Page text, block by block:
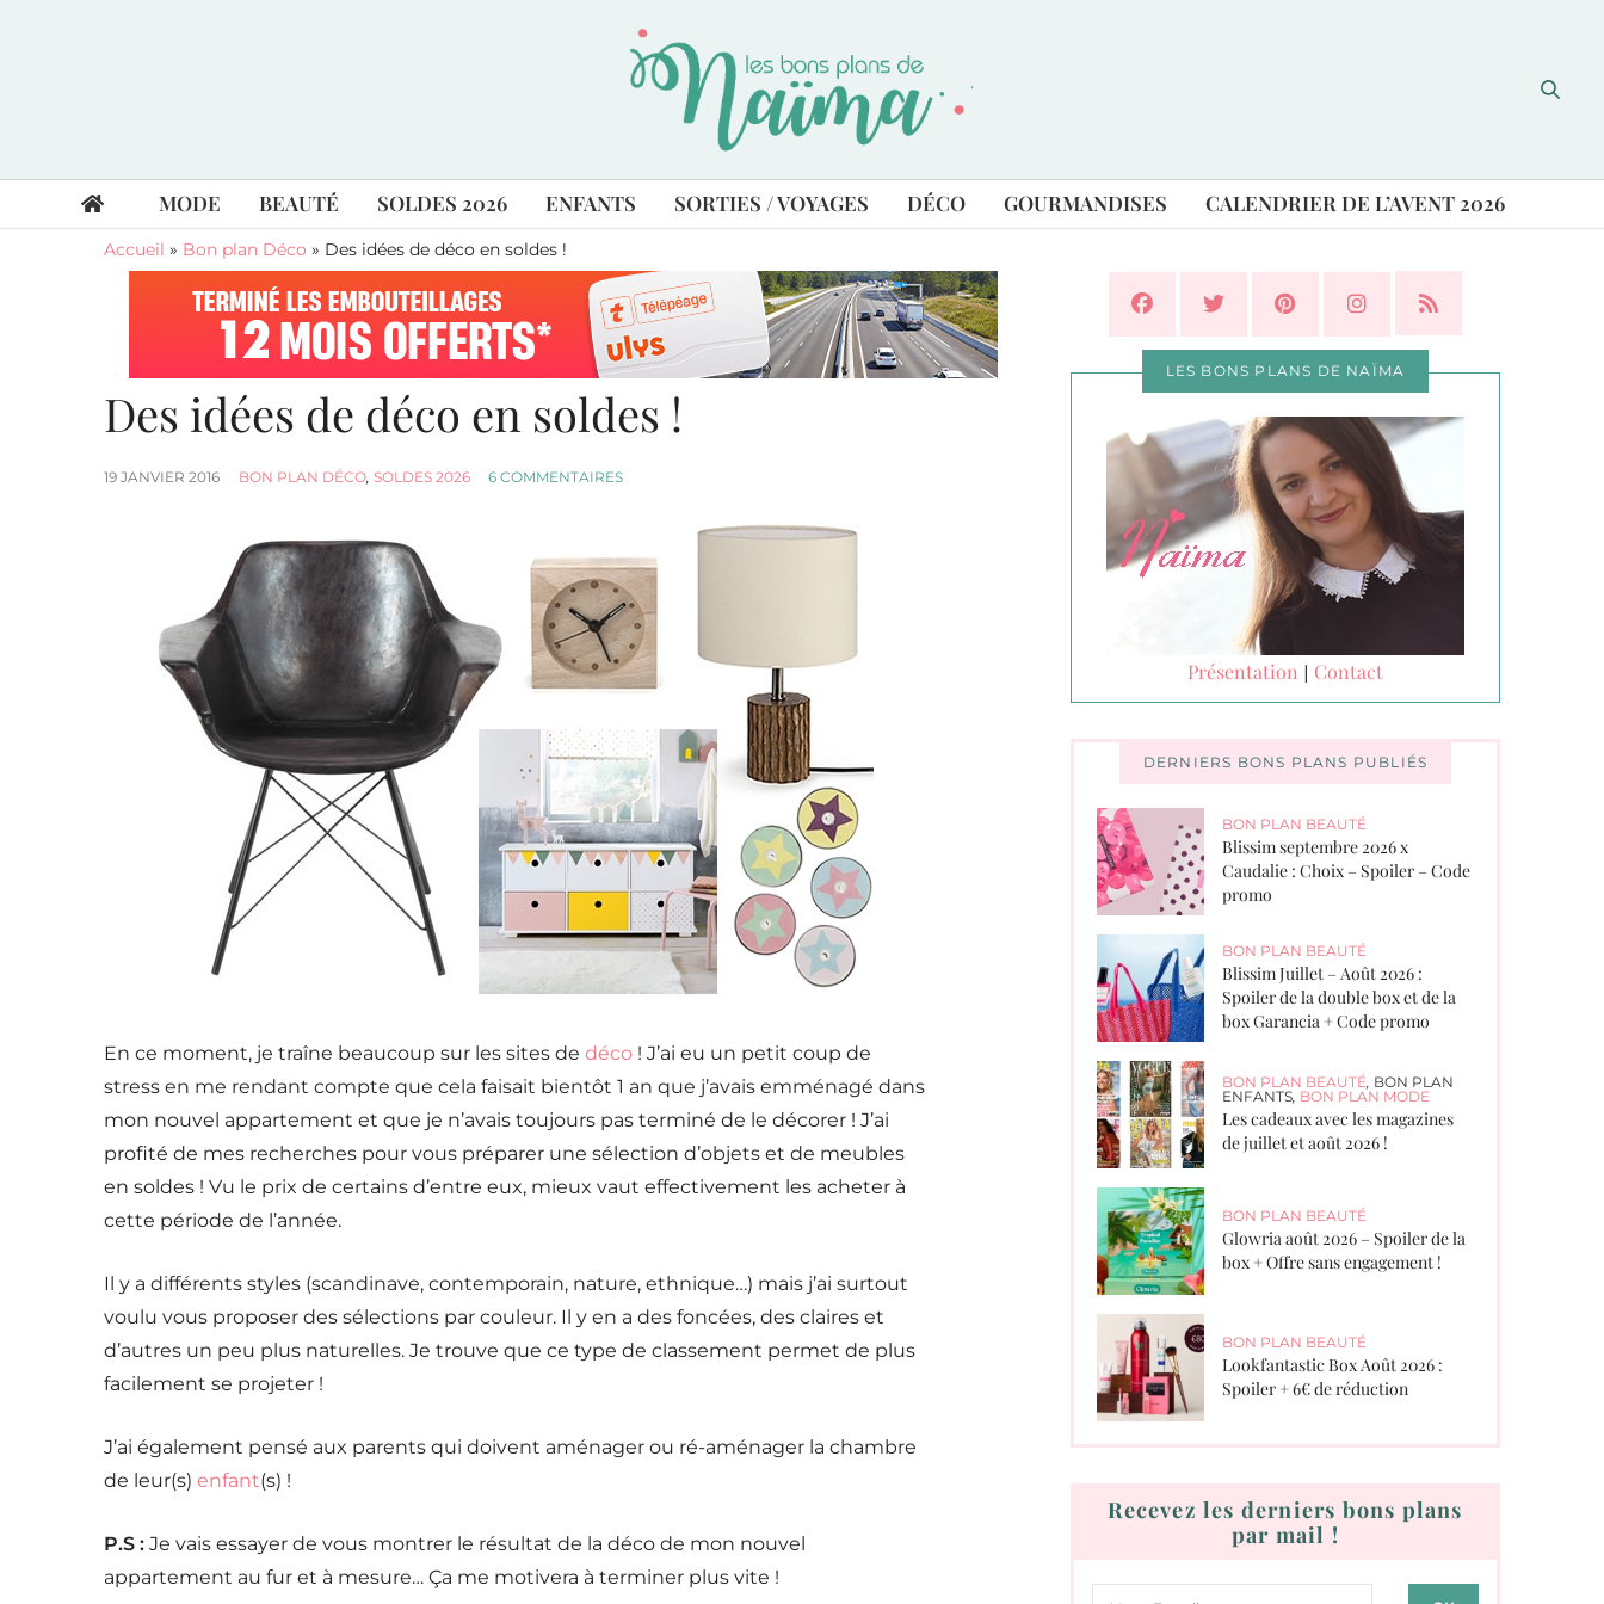
MODE BEAUTÉ SOLDES 2026 ENFANTS SORTIES / VOYAGES DÉCO GOURMANDISES CALENDRIER DE L’AVENT 2026
Accueil » Bon plan Déco » Des idées de déco en soldes !
Des idées de déco en soldes !
19 JANVIER 2016 BON PLAN DÉCO, SOLDES 2026 6 COMMENTAIRES
En ce moment, je traîne beaucoup sur les sites de déco ! J’ai eu un petit coup de
stress en me rendant compte que cela faisait bientôt 1 an que j’avais emménagé dans
mon nouvel appartement et que je n’avais toujours pas terminé de le décorer ! J’ai
profité de mes recherches pour vous préparer une sélection d’objets et de meubles
en soldes ! Vu le prix de certains d’entre eux, mieux vaut effectivement les acheter à
cette période de l’année.
Il y a différents styles (scandinave, contemporain, nature, ethnique…) mais j’ai surtout
voulu vous proposer des sélections par couleur. Il y en a des foncées, des claires et
d’autres un peu plus naturelles. Je trouve que ce type de classement permet de plus
facilement se projeter !
J’ai également pensé aux parents qui doivent aménager ou ré-aménager la chambre
de leur(s) enfant(s) !
P.S : Je vais essayer de vous montrer le résultat de la déco de mon nouvel
appartement au fur et à mesure… Ça me motivera à terminer plus vite !
LES BONS PLANS DE NAÏMA
Présentation | Contact
DERNIERS BONS PLANS PUBLIÉS
BON PLAN BEAUTÉ
Blissim septembre 2026 x
Caudalie : Choix – Spoiler – Code
promo
BON PLAN BEAUTÉ
Blissim Juillet – Août 2026 :
Spoiler de la double box et de la
box Garancia + Code promo
BON PLAN BEAUTÉ BON PLAN
ENFANTS BON PLAN MODE
Les cadeaux avec les magazines
de juillet et août 2026 !
BON PLAN BEAUTÉ
Glowria août 2026 – Spoiler de la
box + Offre sans engagement !
BON PLAN BEAUTÉ
Lookfantastic Box Août 2026 :
Spoiler + 6€ de réduction
Recevez les derniers bons plans
par mail !